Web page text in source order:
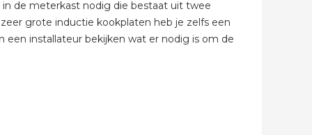
de meterkast nodig die bestaat uit twee
grote inductie kookplaten heb je zelfs een
een installateur bekijken wat er nodig is om de
Vacatures
Evenementen